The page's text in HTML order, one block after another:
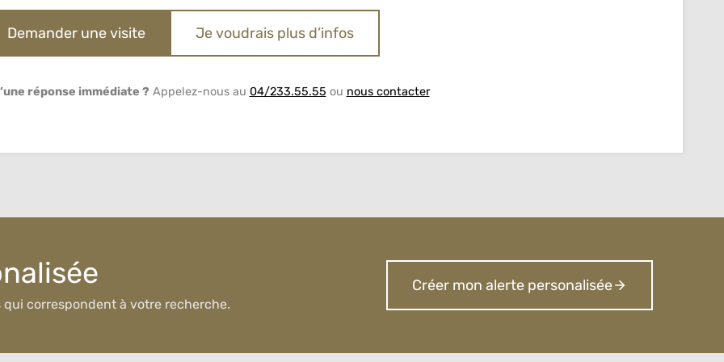
Demander une visite Je voudrais plus d’infos
réponse immédiate ? Appelez-nous au 04/233.55.55 ou nous contacter
correspondent à votre recherche.
Créer mon alerte personalisée